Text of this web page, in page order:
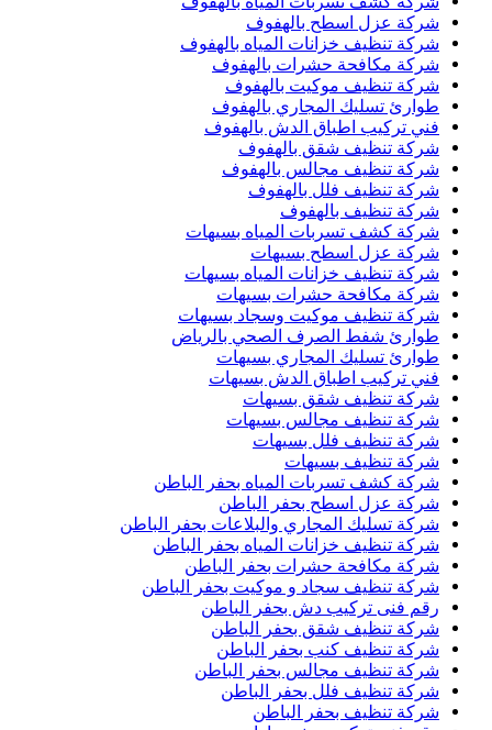
شركة عزل اسطح بالهفوف
شركة تنظيف خزانات المياه بالهفوف
شركة مكافحة حشرات بالهفوف
شركة تنظيف موكيت بالهفوف
طوارئ تسليك المجاري بالهفوف
فني تركيب اطباق الدش بالهفوف
شركة تنظيف شقق بالهفوف
شركة تنظيف مجالس بالهفوف
شركة تنظيف فلل بالهفوف
شركة تنظيف بالهفوف
شركة كشف تسربات المياه بسيهات
شركة عزل اسطح بسيهات
شركة تنظيف خزانات المياه بسيهات
شركة مكافحة حشرات بسيهات
شركة تنظيف موكيت وسجاد بسيهات
طوارئ شفط الصرف الصحي بالرياض
طوارئ تسليك المجاري بسيهات
فني تركيب اطباق الدش بسيهات
شركة تنظيف شقق بسيهات
شركة تنظيف مجالس بسيهات
شركة تنظيف فلل بسيهات
شركة تنظيف بسيهات
شركة كشف تسربات المياه بحفر الباطن
شركة عزل اسطح بحفر الباطن
شركة تسليك المجاري والبلاعات بحفر الباطن
شركة تنظيف خزانات المياه بحفر الباطن
شركة مكافحة حشرات بحفر الباطن
شركة تنظيف سجاد و موكيت بحفر الباطن
رقم فنى تركيب دش بحفر الباطن
شركة تنظيف شقق بحفر الباطن
شركة تنظيف كنب بحفر الباطن
شركة تنظيف مجالس بحفر الباطن
شركة تنظيف فلل بحفر الباطن
شركة تنظيف بحفر الباطن